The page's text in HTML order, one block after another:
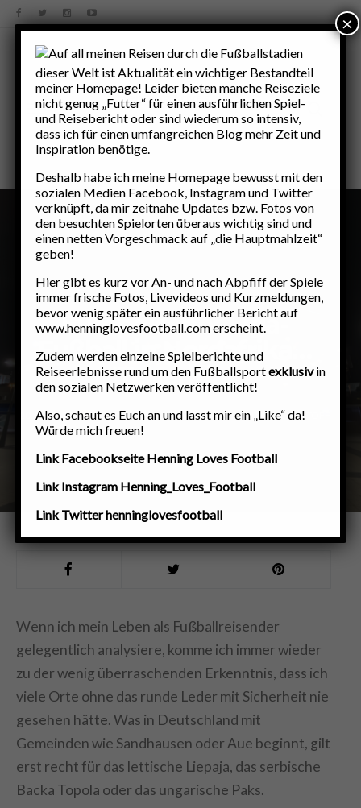
FUSSBALL WELTWEIT....EUROPA
Europäischer Liga-
Fußball in Nordafrika…
Teneriffa!
20. DEZEMBER 2021 3.5K ANSICHTEN 4MINUTE(N) LESESTOFF
Wenn ich mein Leben als Fußballreisender
gelegentlich analysiere, komme ich immer wieder
zu der wenig überraschenden Erkenntnis, dass ich
viele Orte ohne das runde Leder mit Sicherheit nie
gesehen hätte. Was in Deutschland mit
Gemeinden wie Sandhausen oder Aue beginnt, gilt
erst recht für das lettische Liepaja, das serbische
Backa Topola oder das ungarische Paks.
Auf all meinen Reisen durch die Fußballstadien
dieser Welt ist Aktualität ein wichtiger Bestandteil
meiner Homepage! Leider bieten manche Reiseziele
nicht genug „Futter“ für einen ausführlichen Spiel-
und Reisebericht oder sind wiederum so intensiv,
dass ich für einen umfangreichen Blog mehr Zeit und
Inspiration benötige.
Deshalb habe ich meine Homepage bewusst mit den
sozialen Medien Facebook, Instagram und Twitter
verknüpft, da mir zeitnahe Updates bzw. Fotos von
den besuchten Spielorten überaus wichtig sind und
einen netten Vorgeschmack auf „die Hauptmahlzeit“
geben!
Hier gibt es kurz vor An- und nach Abpfiff der Spiele
immer frische Fotos, Livevideos und Kurzmeldungen,
bevor wenig später ein ausführlicher Bericht auf
www.henninglovesfootball.com erscheint.
Zudem werden einzelne Spielberichte und
Reiseerlebnisse rund um den Fußballsportexklusivin
den sozialen Netzwerken veröffentlicht!
Also, schaut es Euch an und lasst mir ein „Like“ da!
Würde mich freuen!
Link Facebookseite Henning Loves Football
Link Instagram Henning_Loves_Football
Link Twitter henninglovesfootball
×